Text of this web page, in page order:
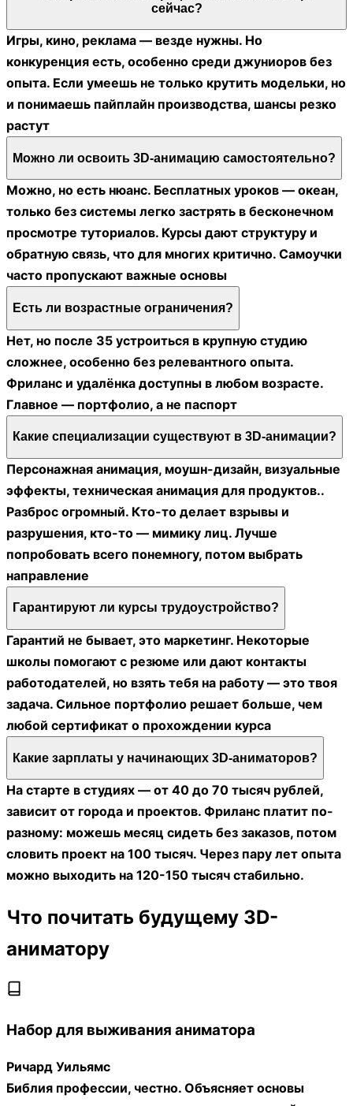
сейчас?
Игры, кино, реклама — везде нужны. Но
конкуренция есть, особенно среди джуниоров без
опыта. Если умеешь не только крутить модельки, но
и понимаешь пайплайн производства, шансы резко
растут
Можно ли освоить 3D-анимацию самостоятельно?
Можно, но есть нюанс. Бесплатных уроков — океан,
только без системы легко застрять в бесконечном
просмотре туториалов. Курсы дают структуру и
обратную связь, что для многих критично. Самоучки
часто пропускают важные основы
Есть ли возрастные ограничения?
Нет, но после 35 устроиться в крупную студию
сложнее, особенно без релевантного опыта.
Фриланс и удалёнка доступны в любом возрасте.
Главное — портфолио, а не паспорт
Какие специализации существуют в 3D-анимации?
Персонажная анимация, моушн-дизайн, визуальные
эффекты, техническая анимация для продуктов..
Разброс огромный. Кто-то делает взрывы и
разрушения, кто-то — мимику лиц. Лучше
попробовать всего понемногу, потом выбрать
направление
Гарантируют ли курсы трудоустройство?
Гарантий не бывает, это маркетинг. Некоторые
школы помогают с резюме или дают контакты
работодателей, но взять тебя на работу — это твоя
задача. Сильное портфолио решает больше, чем
любой сертификат о прохождении курса
Какие зарплаты у начинающих 3D-аниматоров?
На старте в студиях — от 40 до 70 тысяч рублей,
зависит от города и проектов. Фриланс платит по-
разному: можешь месяц сидеть без заказов, потом
словить проект на 100 тысяч. Через пару лет опыта
можно выходить на 120-150 тысяч стабильно.
Что почитать будущему 3D-
аниматору
Набор для выживания аниматора
Ричард Уильямс
Библия профессии, честно. Объясняет основы